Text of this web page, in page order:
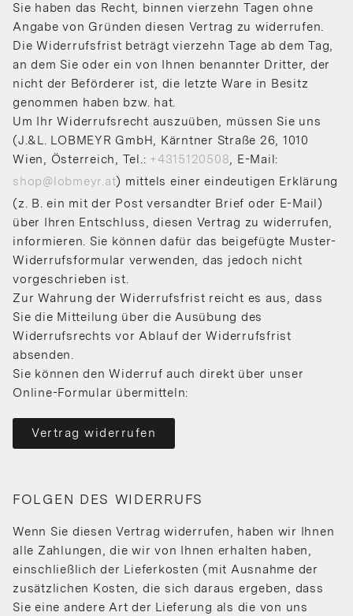
Sie haben das Recht, binnen vierzehn Tagen ohne
Angabe von Gründen diesen Vertrag zu widerrufen.
Die Widerrufsfrist beträgt vierzehn Tage ab dem Tag,
an dem Sie oder ein von Ihnen benannter Dritter, der
nicht der Beförderer ist, die letzte Ware in Besitz
genommen haben bzw. hat.
Um Ihr Widerrufsrecht auszuüben, müssen Sie uns
(J.&L. LOBMEYR GmbH, Kärntner Straße 26, 1010
Wien, Österreich, Tel.: +4315120508, E-Mail:
shop@lobmeyr.at) mittels einer eindeutigen Erklärung
(z. B. ein mit der Post versandter Brief oder E-Mail)
über Ihren Entschluss, diesen Vertrag zu widerrufen,
informieren. Sie können dafür das beigefügte Muster-
Widerrufsformular verwenden, das jedoch nicht
vorgeschrieben ist.
Zur Wahrung der Widerrufsfrist reicht es aus, dass
Sie die Mitteilung über die Ausübung des
Widerrufsrechts vor Ablauf der Widerrufsfrist
absenden.
Sie können den Widerruf auch direkt über unser
Online-Formular übermitteln:
Vertrag widerrufen
FOLGEN DES WIDERRUFS
Wenn Sie diesen Vertrag widerrufen, haben wir Ihnen
alle Zahlungen, die wir von Ihnen erhalten haben,
einschließlich der Lieferkosten (mit Ausnahme der
zusätzlichen Kosten, die sich daraus ergeben, dass
Sie eine andere Art der Lieferung als die von uns